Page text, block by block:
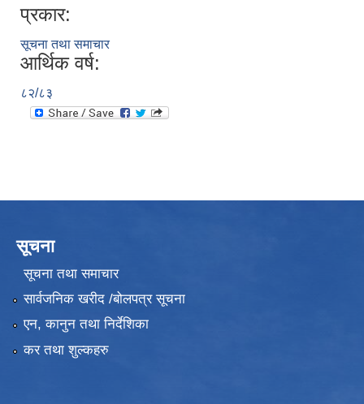
प्रकार:
सूचना तथा समाचार
आर्थिक वर्ष:
८२/८३
सूचना
सूचना तथा समाचार
सार्वजनिक खरीद /बोलपत्र सूचना
एन, कानुन तथा निर्देशिका
कर तथा शुल्कहरु